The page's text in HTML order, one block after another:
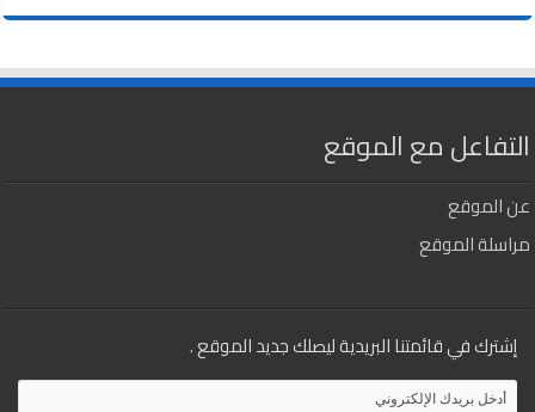
التفاعل مع الموقع
عن الموقع
مراسلة الموقع
إشترك في قائمتنا البريدية ليصلك جديد الموقع .